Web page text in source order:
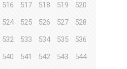
516 517 518 519
520
524 525 526 527
528
532 533 534 535
536
540 541 542 543
544